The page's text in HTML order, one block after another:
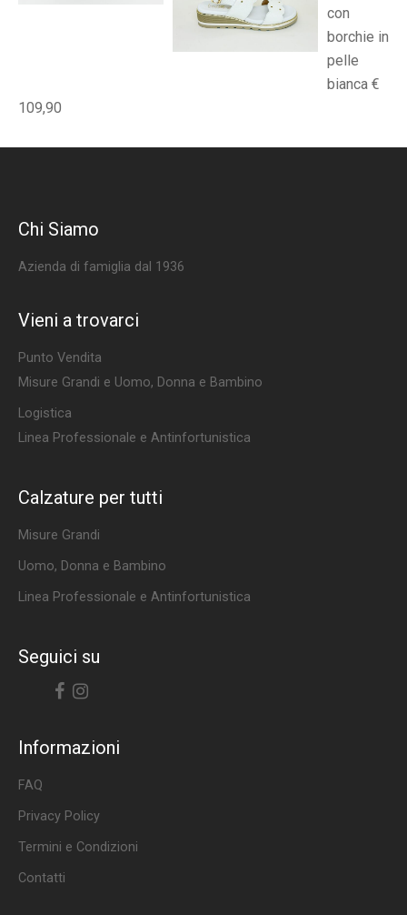
con
borchie in
pelle
bianca €
109,90
Chi Siamo
Azienda di famiglia dal 1936
Vieni a trovarci
Punto Vendita
Misure Grandi e Uomo, Donna e Bambino
Logistica
Linea Professionale e Antinfortunistica
Calzature per tutti
Misure Grandi
Uomo, Donna e Bambino
Linea Professionale e Antinfortunistica
Seguici su
Informazioni
FAQ
Privacy Policy
Termini e Condizioni
Contatti